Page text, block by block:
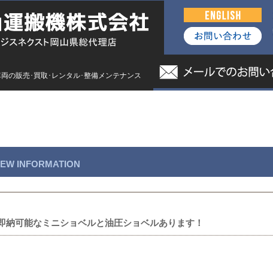
の販売･買取･レンタル･整備メンテナンス
INFORMATION
可能なミニショベルと油圧ショベルあります！